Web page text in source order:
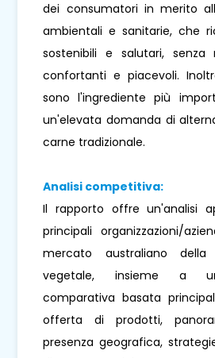
dei consumatori in merito
ambientali e sanitarie, che
sostenibili e salutari,
confortanti e piacevoli.
sono l'ingrediente più
un'elevata domanda di
carne tradizionale.
Analisi competitiva:
Il rapporto offre un'analisi
principali organizzazioni/
mercato australiano
vegetale, insieme a
comparativa basata
offerta di prodotti,
presenza geografica,